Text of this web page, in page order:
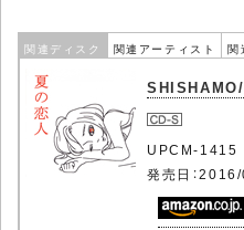
関連ディスク 関連アーティスト 関
UPCM-1415
発売日：